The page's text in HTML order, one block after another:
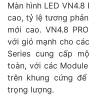
Màn hình LED
cao, tỷ lệ tương
mới cao. VN4.8
với gió mạnh cho
Series cung cấp
toàn, với các
trên khung cứng
trọng lượng.